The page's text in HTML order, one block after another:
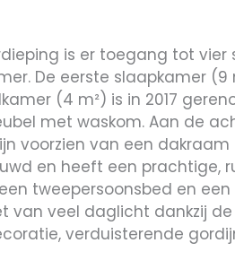
is er toegang tot
De eerste slaapkamer
(4 m²) is in 2017
met waskom. Aan de
voorzien van een
en heeft een prachtige,
tweepersoonsbed en
van veel daglicht dankzij
verduisterende